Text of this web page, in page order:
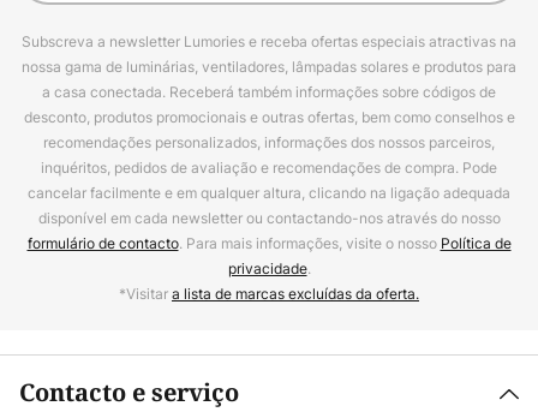
Subscreva a newsletter Lumories e receba ofertas especiais atractivas na
nossa gama de luminárias, ventiladores, lâmpadas solares e produtos para
a casa conectada. Receberá também informações sobre códigos de
desconto, produtos promocionais e outras ofertas, bem como conselhos e
recomendações personalizados, informações dos nossos parceiros,
inquéritos, pedidos de avaliação e recomendações de compra. Pode
cancelar facilmente e em qualquer altura, clicando na ligação adequada
disponível em cada newsletter ou contactando-nos através do nosso
formulário de contacto. Para mais informações, visite o nosso Política de
privacidade.
*Visitara lista de marcas excluídas da oferta.
Contacto e serviço